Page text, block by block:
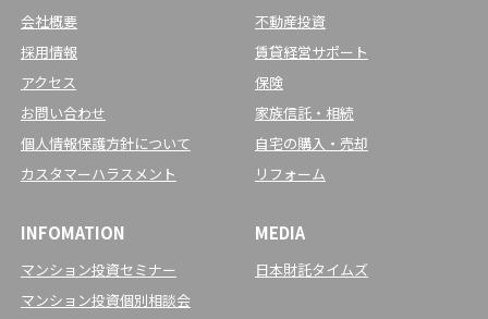
会社概要
採用情報
アクセス
お問い合わせ
個人情報保護方針について
カスタマーハラスメント
不動産投資
賃貸経営サポート
保険
家族信託・相続
自宅の購入・売却
リフォーム
INFOMATION
マンション投資セミナー
マンション投資個別相談会
MEDIA
日本財託タイムズ